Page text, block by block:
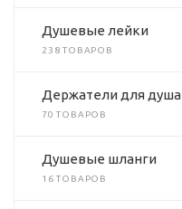
Душевые лейки
238 ТОВАРОВ
Держатели для душа
70 ТОВАРОВ
Душевые шланги
16 ТОВАРОВ